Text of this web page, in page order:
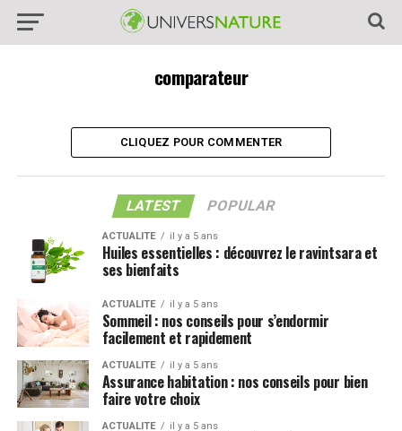
comparateur
CLIQUEZ POUR COMMENTER
LATEST POPULAR
ACTUALITE il y a 5 ans
Huiles essentielles : découvrez le ravintsara et
ses bienfaits
ACTUALITE il y a 5 ans
Sommeil : nos conseils pour s’endormir
facilement et rapidement
ACTUALITE il y a 5 ans
Assurance habitation : nos conseils pour bien
faire votre choix
ACTUALITE il y a 5 ans